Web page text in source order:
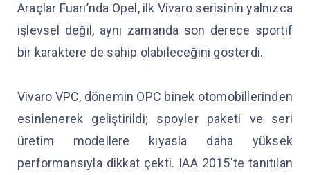
Araçlar Fuarı’nda Opel, ilk Vivaro serisinin yalnızca
işlevsel değil, aynı zamanda son derece sportif
bir karaktere de sahip olabileceğini gösterdi.
Vivaro VPC, dönemin OPC binek otomobillerinden
esinlenerek geliştirildi; spoyler paketi ve seri
üretim modellere kıyasla daha yüksek
performansıyla dikkat çekti. IAA 2015'te tanıtılan